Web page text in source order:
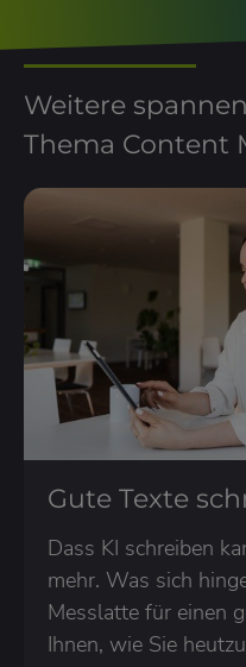
Weitere
Thema Content
Gute Texte
Dass KI schreiben
mehr. Was sich
Messlatte für einen
Ihnen, wie Sie